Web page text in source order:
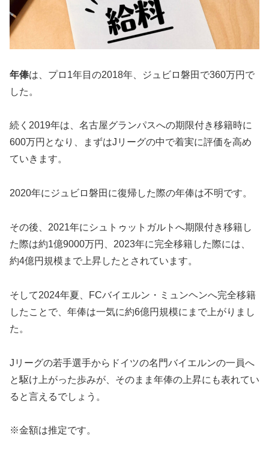
年俸は、プロ1年目の2018年、ジュビロ磐田で360万円で
した。
続く2019年は、名古屋グランパスへの期限付き移籍時に
600万円となり、まずはJリーグの中で着実に評価を高め
ていきます。
2020年にジュビロ磐田に復帰した際の年俸は不明です。
その後、2021年にシュトゥットガルトへ期限付き移籍し
た際は約1億9000万円、2023年に完全移籍した際には、
約4億円規模まで上昇したとされています。
そして2024年夏、FCバイエルン・ミュンヘンへ完全移籍
したことで、年俸は一気に約6億円規模にまで上がりまし
た。
Jリーグの若手選手からドイツの名門バイエルンの一員へ
と駆け上がった歩みが、そのまま年俸の上昇にも表れてい
ると言えるでしょう。
※金額は推定です。